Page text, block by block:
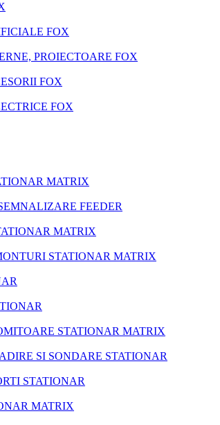
FOX
PROIECTOARE FOX
FOX
FOX
MATRIX
FEEDER
MATRIX
STATIONAR MATRIX
STATIONAR MATRIX
SI SONDARE STATIONAR
STATIONAR
MATRIX